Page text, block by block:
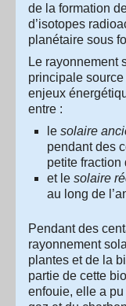
de la formation
d’isotopes
planétaire sous
Le rayonnement
principale source
enjeux
entre :
le solaire
pendant des
petite fraction
et le solaire
au long de
Pendant des
rayonnement
plantes et de la
partie de cette
enfouie, elle a pu